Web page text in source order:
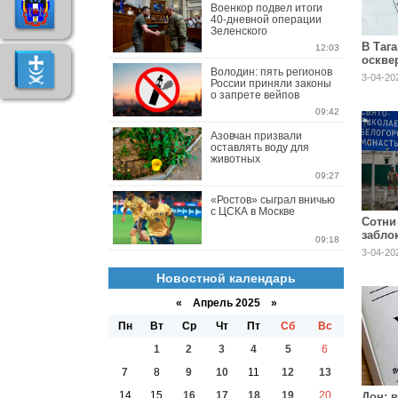
В
3-04-
3-04-
Военкор подвел итоги
40-дневной операции
Зеленского
12:03
Володин: пять регионов
России приняли законы
о запрете вейпов
09:42
Азовчан призвали
оставлять воду для
животных
09:27
«Ростов» сыграл вничью
с ЦСКА в Москве
09:18
Новостной календарь
« Апрель 2025 »
Пн
Вт Ср Чт Пт Сб
Вс
1
2 3 4 5
6
7
8 9 10 11 12
13
14
15 16 17 18 19
20